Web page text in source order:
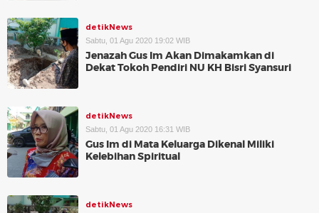
detikNews
Sabtu, 01 Agu 2020 19:02 WIB
Jenazah Gus Im Akan Dimakamkan di
Dekat Tokoh Pendiri NU KH Bisri Syansuri
detikNews
Sabtu, 01 Agu 2020 16:31 WIB
Gus Im di Mata Keluarga Dikenal Miliki
Kelebihan Spiritual
detikNews